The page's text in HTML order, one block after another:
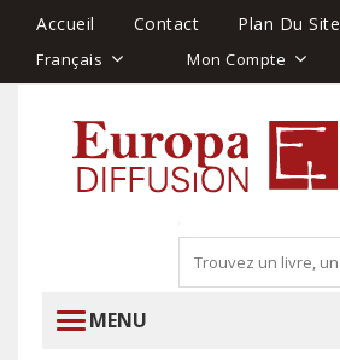
Accueil Contact Plan Du Site
Français Mon Compte
MENU